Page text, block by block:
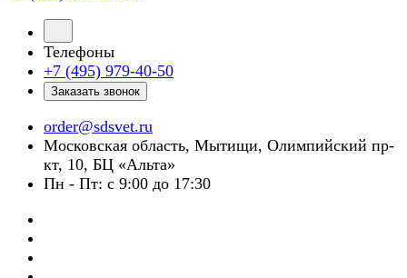
Телефоны
+7 (495) 979-40-50
Заказать звонок
order@sdsvet.ru
Московская область, Мытищи, Олимпийский пр-
кт, 10, БЦ «Альта»
Пн - Пт: с 9:00 до 17:30